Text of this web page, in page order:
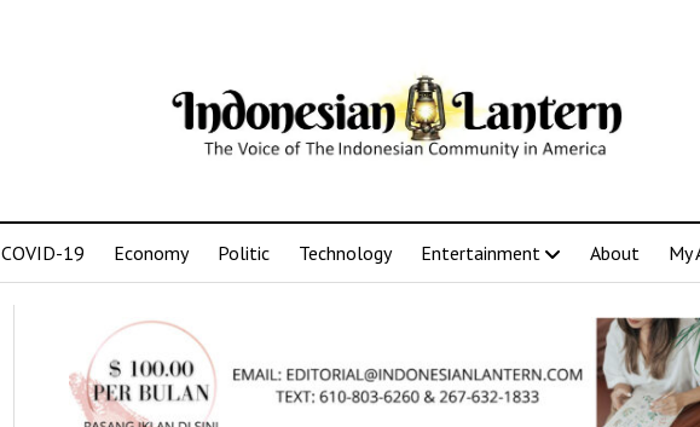
COVID-19 Economy Politic Technology Entertainment About My